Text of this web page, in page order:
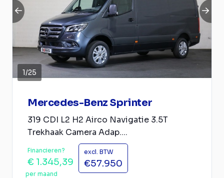
1/25
Mercedes-Benz Sprinter
319 CDI L2 H2 Airco Navigatie 3.5T
Trekhaak Camera Adap....
Financieren?
€ 1.345,39
per maand
excl. BTW
€57.950